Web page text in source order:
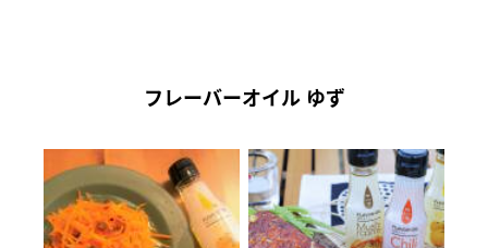
フレーバーオイル ゆず